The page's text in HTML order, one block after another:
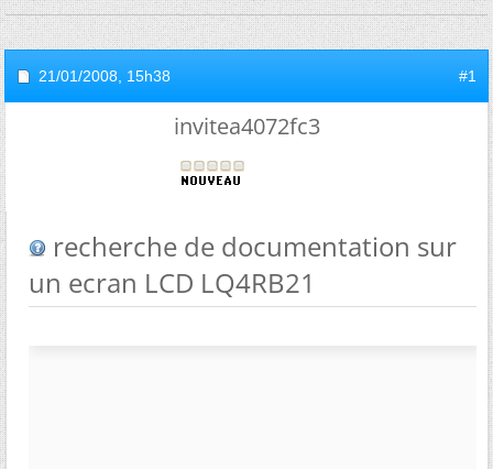
21/01/2008, 15h38 #1
invitea4072fc3
recherche de documentation sur
un ecran LCD LQ4RB21